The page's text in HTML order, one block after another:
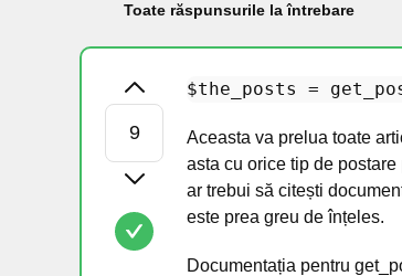
Toate răspunsurile la întrebare
$the_posts =
Aceasta va prelua toate
asta cu orice tip de
ar trebui să citești
este prea greu de înțeles.
Documentația pentru